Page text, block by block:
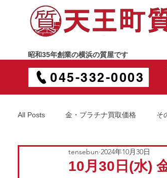
昭和35年創業の横浜の質屋です
045-332-0003
All Posts 金・プラチナ買取価格 そ
10月30日(水)
tensebun 2024年10月30日